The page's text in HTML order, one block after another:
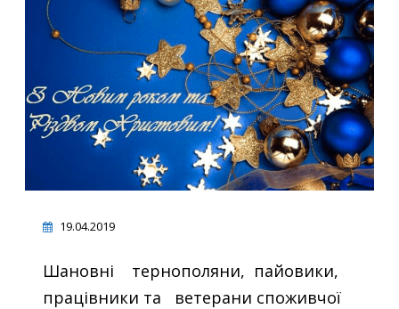
19.04.2019
Шановні тернополяни, пайовики,
працівники та ветерани споживчої